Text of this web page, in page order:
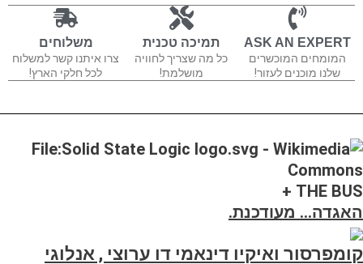
ASK AN EXPERT
המומחים המוכשרים
שלנו מוכנים לעזור!
תמיכה טכנית
כל מה שצריך לחוויה
מושלמת!
משלוחים
צרו איתנו קשר למשלוח
לכל חלקי הארץ!
THE BUS +
האגדה… מעודכנת.
קומפרסור ואיקיו דינאמי דו ערוצי , אנלוגי